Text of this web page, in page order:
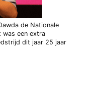
de Nationale
was een extra
dit jaar 25 jaar